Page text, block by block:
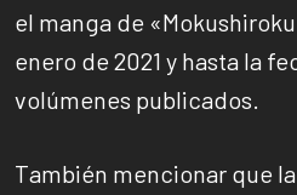
el manga de
enero de 2021 y hasta la
volúmenes publicados.
También mencionar que